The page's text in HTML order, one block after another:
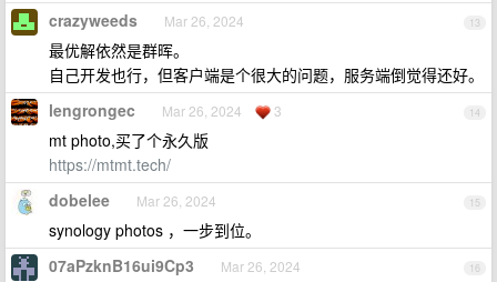
13
crazyweeds Mar 26, 2024
最优解依然是群晖。
自己开发也行，但客户端是个很大的问题，服务端倒觉得还好。
14
lengrongec Mar 26, 2024 3
mt photo,买了个永久版
https://mtmt.tech/
15
dobelee Mar 26, 2024
synology photos ，一步到位。
16
07aPzknB16ui9Cp3 Mar 26, 2024